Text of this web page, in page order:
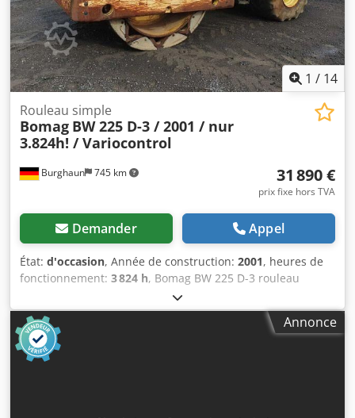
1 / 14
Burghaun 745 km
Rouleau simple
Bomag BW 225 D-3 / 2001 / nur
3.824h! / Variocontrol
31 890 €
prix fixe hors TVA
Demander Appel
État: d'occasion, Année de construction: 2001, heures de
fonctionnement: 3 824 h, Bomag BW 225 D-3 rouleau
compacteur, année de fabrication : 2001, heures de
fonctionnement : seulement 3.824 h, moteur : Deutz [145
kW/197 ch], Variocontrol, poids : 24.700 kg, imprimante,
pneus : 40 %, machine allemande, état conforme à l’âge,
prête à l’emploi. Cjdpezpdhzefx Abksrf Sur demande, nous
Annonce